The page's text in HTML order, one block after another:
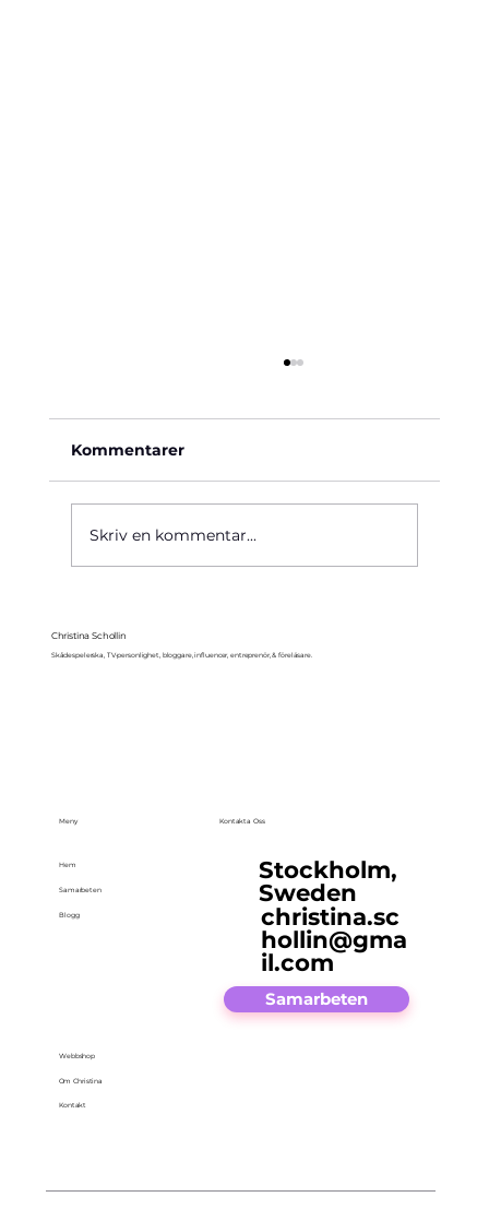
Kommentarer
Skriv en kommentar...
Christina Schollin
Skådespelerska, TV-personlighet, bloggare, influencer, entreprenör, & föreläsare.
Meny
Hem
Samarbeten
Blogg
Webbshop
Om Christina
Kontakt
Kontakta Oss
Stockholm,
Sweden
christina.sc
hollin@gma
il.com
Samarbeten